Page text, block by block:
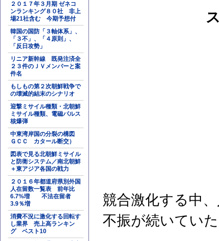
２０１７年３月期 ゼネコ
ンランキング８０社 非上
場21社含む 今期予想付
韓国の国防「３軸体系」、
「３不」、「４原則」、
「反日攻勢」
リニア新幹線 既発注済全
２３件のＪＶメンバーと案
件名
もしもの第２次朝鮮戦争で
の壊滅的結末のシナリオ
迎撃ミサイル種類・北朝鮮
ミサイル種類、電磁パルス
核爆弾
中東湾岸国の分裂の構図
ＧＣＣ カタール断交）
図表で見る北朝鮮ミサイル
と防衛システム／南北朝鮮
＋東アジア各国の戦力
２０１６年都道府県別外国
人在留数一覧表 前年比
6.7%増 不法在留者
3.9％増
消費不況に激化する回転す
し業界 売上高ランキン
グ ベスト10
競合激化する中
不振が続いてい